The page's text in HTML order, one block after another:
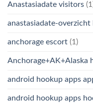
Anastasiadate visitors
anastasiadate-overzicht
anchorage escort (1)
Anchorage+AK+Alaska
android hookup apps
android hookup apps